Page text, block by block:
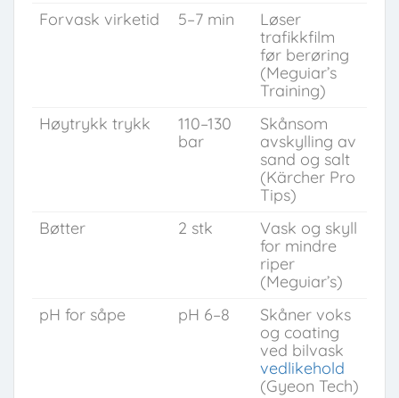
Forvask virketid
5–7 min
Løser
trafikkfilm
før berøring
(Meguiar’s
Training)
Høytrykk trykk
110–130
bar
Skånsom
avskylling av
sand og salt
(Kärcher Pro
Tips)
Bøtter
2 stk
Vask og skyll
for mindre
riper
(Meguiar’s)
pH for såpe
pH 6–8
Skåner voks
og coating
ved bilvask
vedlikehold
(Gyeon Tech)